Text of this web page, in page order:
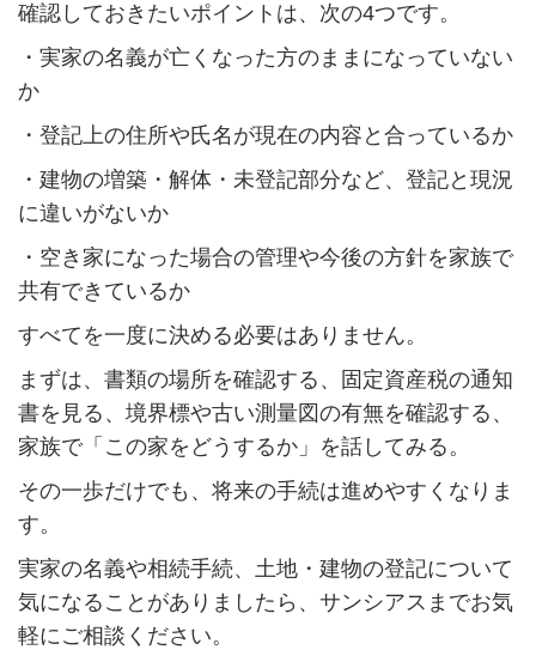
確認しておきたいポイントは、次の4つです。
・実家の名義が亡くなった方のままになっていない
か
・登記上の住所や氏名が現在の内容と合っているか
・建物の増築・解体・未登記部分など、登記と現況
に違いがないか
・空き家になった場合の管理や今後の方針を家族で
共有できているか
すべてを一度に決める必要はありません。
まずは、書類の場所を確認する、固定資産税の通知
書を見る、境界標や古い測量図の有無を確認する、
家族で「この家をどうするか」を話してみる。
その一歩だけでも、将来の手続は進めやすくなりま
す。
実家の名義や相続手続、土地・建物の登記について
気になることがありましたら、サンシアスまでお気
軽にご相談ください。